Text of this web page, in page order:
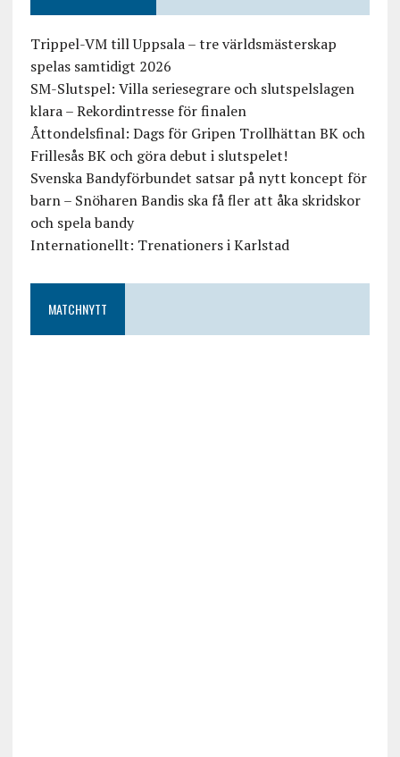
Trippel-VM till Uppsala – tre världsmästerskap
spelas samtidigt 2026
SM-Slutspel: Villa seriesegrare och slutspelslagen
klara – Rekordintresse för finalen
Åttondelsfinal: Dags för Gripen Trollhättan BK och
Frillesås BK och göra debut i slutspelet!
Svenska Bandyförbundet satsar på nytt koncept för
barn – Snöharen Bandis ska få fler att åka skridskor
och spela bandy
Internationellt: Trenationers i Karlstad
MATCHNYTT